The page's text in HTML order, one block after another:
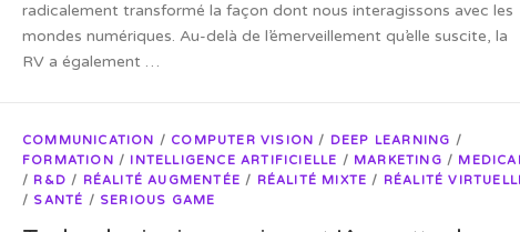
radicalement transformé la façon dont nous interagissons avec les
mondes numériques. Au-delà de l’émerveillement qu’elle suscite, la
RV a également …
COMMUNICATION / COMPUTER VISION / DEEP LEARNING /
FORMATION / INTELLIGENCE ARTIFICIELLE / MARKETING /
/ R&D / RÉALITÉ AUGMENTÉE / RÉALITÉ MIXTE / RÉALITÉ
/ SANTÉ / SERIOUS GAME